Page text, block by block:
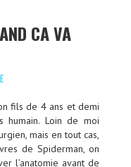
CA VA
fils de 4 ans et demi
humain. Loin de moi
mais en tout cas,
de Spiderman, on
l’anatomie avant de